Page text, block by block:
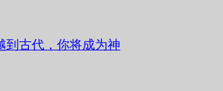
到古代，你将成为神